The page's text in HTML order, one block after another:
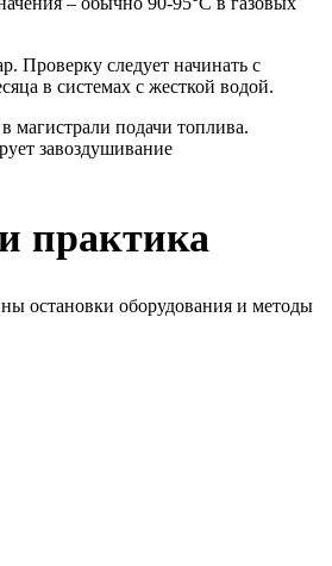
Проверку следует начинать с
в системах с жесткой водой.
магистрали подачи топлива.
завоздушивание
практика
остановки оборудования и методы